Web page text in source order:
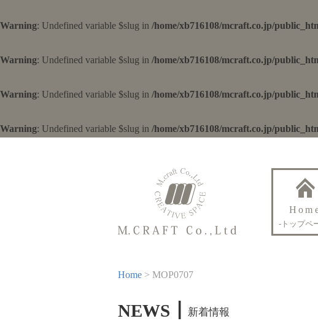
Warning: Undefined variable $slug in /home/xb716108/mcraft.co.jp/
Warning: Undefined variable $slug in /home/xb716108/mcraft.co.jp/
Warning: Undefined variable $slug in /home/xb716108/mcraft.co.jp/
Warning: Undefined variable $slug in /home/xb716108/mcraft.co.jp/
-トップペ
Home > MOP0707
NEWS┃ 新着情報